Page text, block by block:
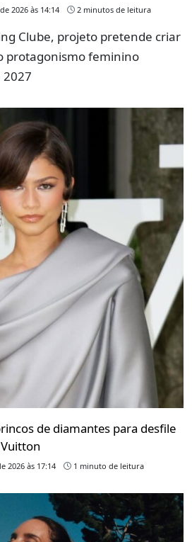
2026 às 14:14 2 minutos de leitura
Clube, projeto pretende criar
protagonismo feminino
de diamantes para desfile
2026 às 17:14 1 minuto de leitura